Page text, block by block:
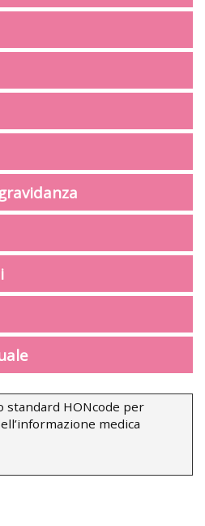
standard HONcode per
medica